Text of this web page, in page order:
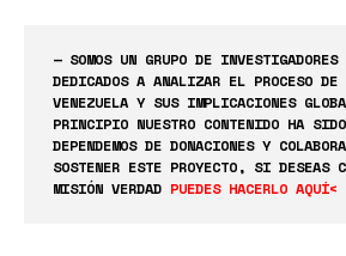
— SOMOS UN GRUPO DE
DEDICADOS A ANALIZAR EL PROCESO DE
VENEZUELA Y SUS IMPLICACIONES
PRINCIPIO NUESTRO CONTENIDO HA
DEPENDEMOS DE DONACIONES Y
SOSTENER ESTE PROYECTO, SI DESEAS
MISIÓN VERDAD PUEDES HACERLO AQUÍ<